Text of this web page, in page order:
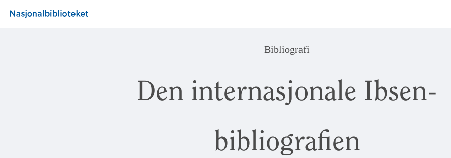
Bibliografi
Den internasjonale Ibsen-
bibliografien